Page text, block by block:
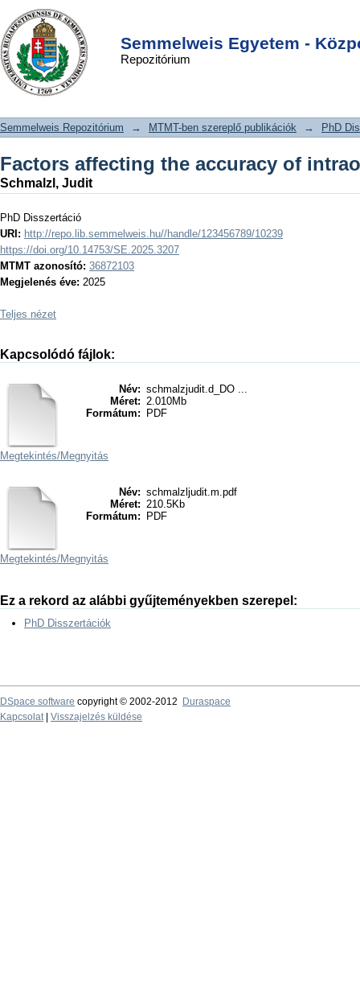
Semmelweis Egyetem -
Repozitórium
Factors affecting the accuracy of
intraoral scanners
DSpace/Manakin Repository
Semmelweis Repozitórium → MTMT-ben szereplő publikációk → PhD
Factors affecting the accuracy of
Schmalzl, Judit
PhD Disszertáció
URI: http://repo.lib.semmelweis.hu//handle/123456789/10239
https://doi.org/10.14753/SE.2025.3207
MTMT azonosító: 36872103
Megjelenés éve: 2025
Teljes nézet
Kapcsolódó fájlok:
Név: schmalzjudit.d_DO ...
Méret: 2.010Mb
Formátum:
PDF
Megtekintés/Megnyitás
Név: schmalzljudit.m.pdf
Méret: 210.5Kb
Formátum:
PDF
Megtekintés/Megnyitás
Ez a rekord az alábbi gyűjteményekben szerepel:
PhD Disszertációk
DSpace software copyright © 2002-2012
Duraspace
Kapcsolat| Visszajelzés küldése